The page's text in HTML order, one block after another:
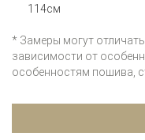
114см
* Замеры могут
зависимости от
особенностям пошива,